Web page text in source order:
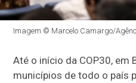
Imagem © Marcelo Camargo/
Até o início da COP30, em
municípios de todo o país